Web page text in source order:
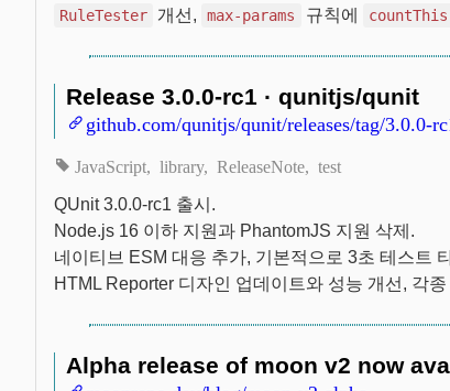
RuleTester 개선, max-params 규칙에 countThis
Release 3.0.0-rc1 · qunitjs/qunit
github.com/qunitjs/qunit/releases/tag/3.0.0-
JavaScript library ReleaseNote test
QUnit 3.0.0-rc1 출시.
Node.js 16 이하 지원과 PhantomJS 지원 삭제.
네이티브 ESM 대응 추가, 기본적으로 3초 테스트
HTML Reporter 디자인 업데이트와 성능 개선, 각
Alpha release of moon v2 now